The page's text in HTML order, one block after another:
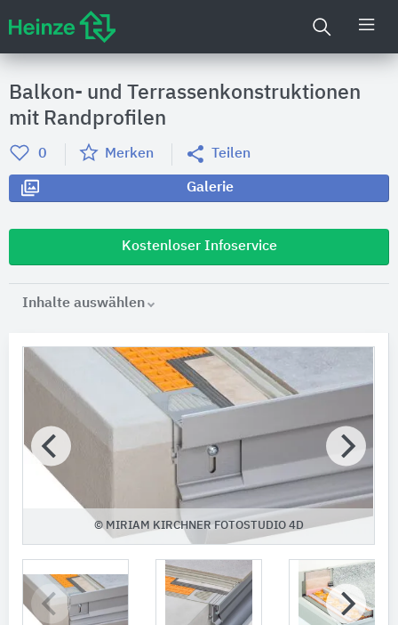
Balkon- und Terrassenkonstruktionen
mit Randprofilen
0 Merken Teilen
Galerie
Kostenloser Infoservice
Inhalte auswählen
© MIRIAM KIRCHNER FOTOSTUDIO 4D